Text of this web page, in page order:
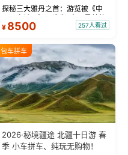
探秘三大雅丹之首：游览被《中
国国家地理》评选为“中国最美的
三大雅丹”第一名的克拉玛依魔鬼
瓦人最大村落——禾木村，欣赏
晨雾与小木...
¥ 8500 257人看过
包车拼车
2026·秘境疆途 北疆十日游 春
季 小车拼车、纯玩无购物！